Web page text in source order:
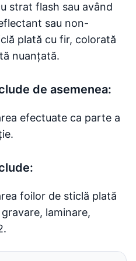
strat flash sau având
sau non-
plată cu fir, colorată
nuanțată.
de asemenea:
efectuate ca parte a
foilor de sticlă plată
laminare,